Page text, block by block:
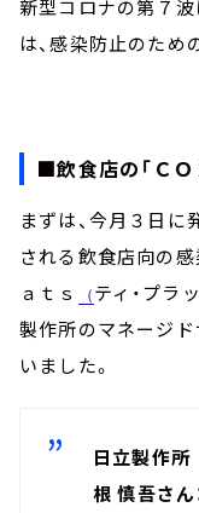
新型コロナの第７波
は、感染防止のため
■飲食店の「Ｃ
まずは、今月３日
される飲食店向の感
ａｔｓ
（ ティ・プラ
製作所のマネージ
いました。
日立製作所
根 慎吾さん